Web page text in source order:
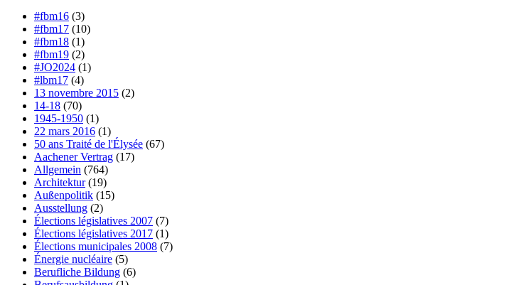
#fbm16 (3)
#fbm17 (10)
#fbm18 (1)
#fbm19 (2)
#JO2024 (1)
#lbm17 (4)
13 novembre 2015 (2)
14-18 (70)
1945-1950 (1)
22 mars 2016 (1)
50 ans Traité de l'Élysée (67)
Aachener Vertrag (17)
Allgemein (764)
Architektur(19)
Außenpolitik (15)
Ausstellung (2)
Élections législatives 2007 (7)
Élections législatives 2017 (1)
Élections municipales 2008 (7)
Énergie nucléaire (5)
Berufliche Bildung (6)